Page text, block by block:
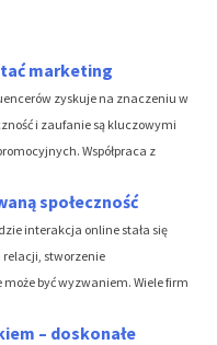
marketing
zyskuje na znaczeniu w
i zaufanie są kluczowymi
Współpraca z
społeczność
interakcja online stała się
stworzenie
być wyzwaniem. Wiele firm
– doskonałe